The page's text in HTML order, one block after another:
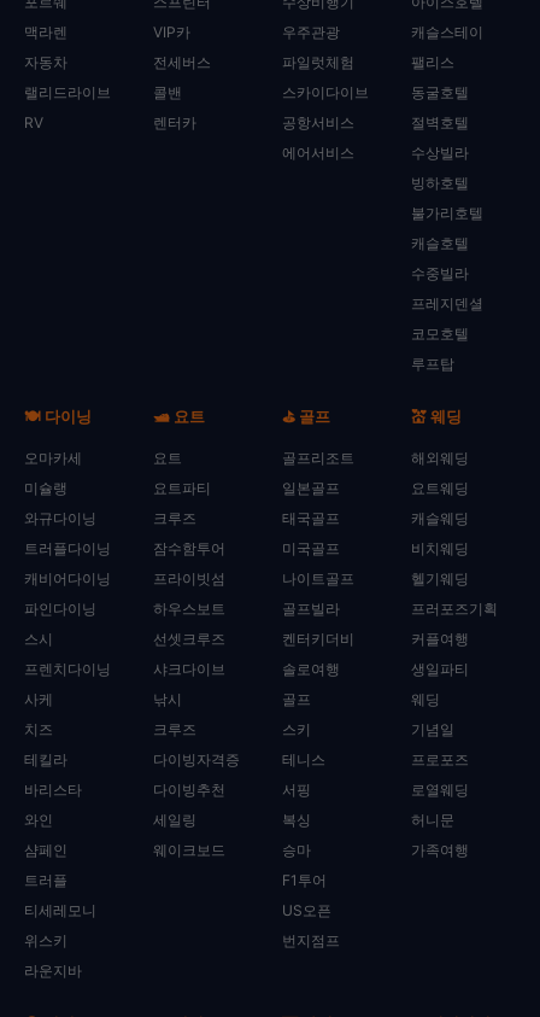
맥라렌
자동차
랠리드라이브
RV
VIP카
전세버스
콜밴
렌터카
우주관광
파일럿체험
스카이다이브
공항서비스
에어서비스
캐슬스테이
팰리스
동굴호텔
절벽호텔
수상빌라
빙하호텔
불가리호텔
캐슬호텔
수중빌라
프레지덴셜
코모호텔
루프탑
🍽️ 다이닝
오마카세
미슐랭
와규다이닝
트러플다이닝
캐비어다이닝
파인다이닝
스시
프렌치다이닝
사케
치즈
테킬라
바리스타
와인
샴페인
트러플
티세레모니
위스키
라운지바
🛥️ 요트
요트
요트파티
크루즈
잠수함투어
프라이빗섬
하우스보트
선셋크루즈
샤크다이브
낚시
크루즈
다이빙자격증
다이빙추천
세일링
웨이크보드
⛳ 골프
골프리조트
일본골프
태국골프
미국골프
나이트골프
골프빌라
켄터키더비
솔로여행
골프
스키
테니스
서핑
복싱
승마
F1투어
US오픈
번지점프
💒 웨딩
해외웨딩
요트웨딩
캐슬웨딩
비치웨딩
헬기웨딩
프러포즈기획
커플여행
생일파티
웨딩
기념일
프로포즈
로열웨딩
허니문
가족여행